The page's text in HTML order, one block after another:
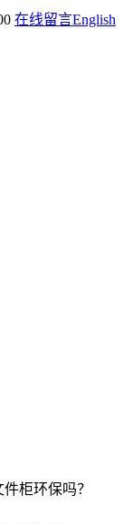
在线留言English
柜环保吗？